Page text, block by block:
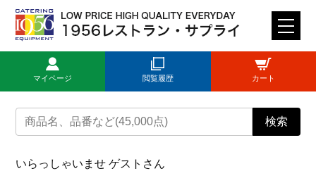
M
E
U
検索
マイページ 閲覧履歴 カート
トップページ
いらっしゃいませ ゲストさん